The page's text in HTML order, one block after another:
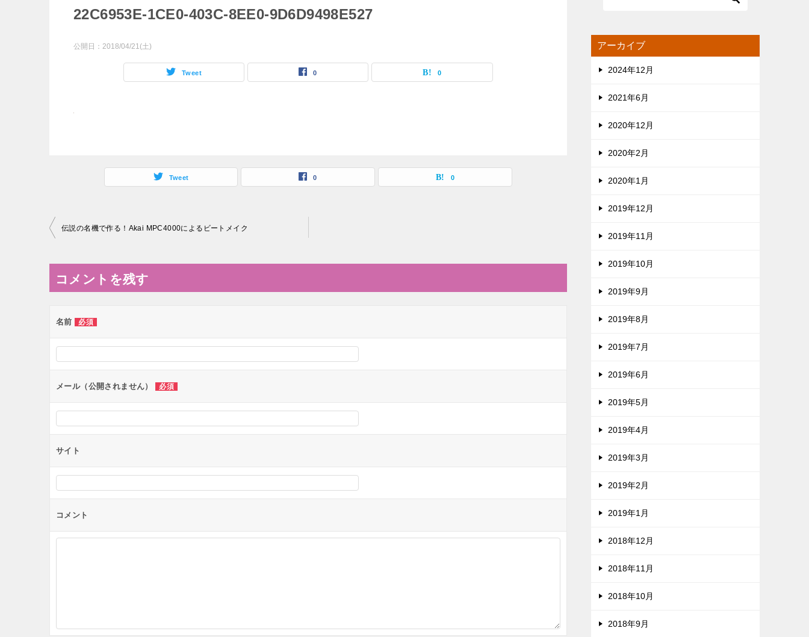
22C6953E-1CE0-403C-8EE0-9D6D9498E527
公開日： 2018/04/21(土)
Tweet 0 0
Tweet 0 0
投
ナ
ビ
ー
ョ
ン
伝説の名機で作る！Akai MPC4000によるビートメイク
コメントを残す
名前 必須
メール（公開されません） 必須
サイト
コメント
アーカイブ
2024年12月
2021年6月
2020年12月
2020年2月
2020年1月
2019年12月
2019年11月
2019年10月
2019年9月
2019年8月
2019年7月
2019年6月
2019年5月
2019年4月
2019年3月
2019年2月
2019年1月
2018年12月
2018年11月
2018年10月
2018年9月